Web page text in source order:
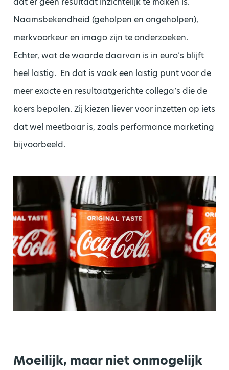
Naamsbekendheid (geholpen en ongeholpen),
merkvoorkeur en imago zijn te onderzoeken.
Echter, wat de waarde daarvan is in euro’s blijft
heel lastig. En dat is vaak een lastig punt voor de
meer exacte en resultaatgerichte collega’s die de
koers bepalen. Zij kiezen liever voor inzetten op iets
dat wel meetbaar is, zoals performance marketing
bijvoorbeeld.
Moeilijk, maar niet onmogelijk